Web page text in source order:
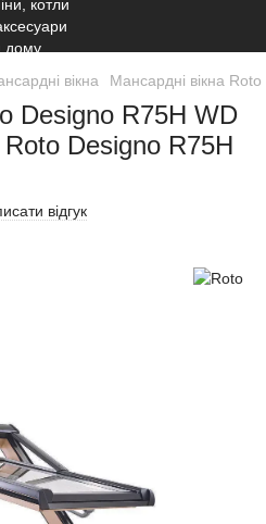
вікна Мансардні вікна Roto
Designo R75H WD
Designo R75H
відгук